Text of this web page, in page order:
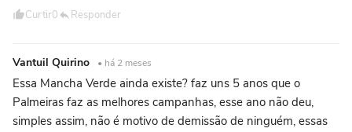
Curtir0 Responder
Vantuil Quirino • há 2 meses
Essa Mancha Verde ainda existe? faz uns 5 anos que o
Palmeiras faz as melhores campanhas, esse ano não deu,
simples assim, não é motivo de demissão de ninguém, essas